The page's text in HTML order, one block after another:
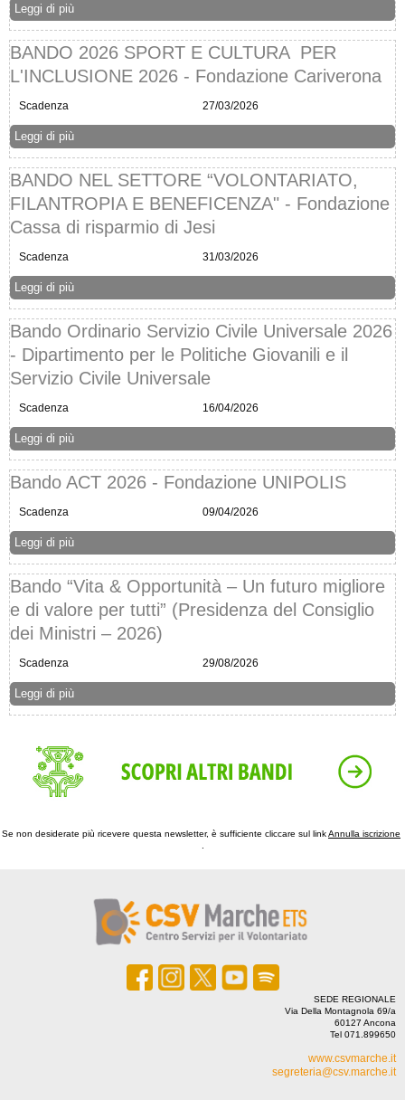
Leggi di più
BANDO 2026 SPORT E CULTURA PER
L'INCLUSIONE 2026 - Fondazione Cariverona
Scadenza 27/03/2026
Leggi di più
BANDO NEL SETTORE “VOLONTARIATO,
FILANTROPIA E BENEFICENZA" - Fondazione
Cassa di risparmio di Jesi
Scadenza 31/03/2026
Leggi di più
Bando Ordinario Servizio Civile Universale 2026
- Dipartimento per le Politiche Giovanili e il
Servizio Civile Universale
Scadenza 16/04/2026
Leggi di più
Bando ACT 2026 - Fondazione UNIPOLIS
Scadenza 09/04/2026
Leggi di più
Bando “Vita & Opportunità – Un futuro migliore
e di valore per tutti” (Presidenza del Consiglio
dei Ministri – 2026)
Scadenza 29/08/2026
Leggi di più
Se non desiderate più ricevere questa newsletter, è sufficiente cliccare sul link ‍Annulla iscrizione
SEDE REGIONALE
Via Della Montagnola 69/a
60127 Ancona
Tel 071.899650
www.csvmarche.it
segreteria@csv.marche.it